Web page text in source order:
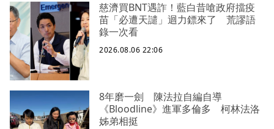
慈濟買BNT遇詐！藍白昔嗆政府擋疫
苗「必遭天譴」迴力鏢來了 荒謬語
錄一次看
2026.08.06 22:06
8年磨一劍 陳法拉自編自導
《Bloodline》進軍多倫多 柯林法洛
姊弟相挺